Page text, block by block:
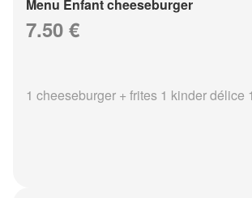
Menu Enfant cheeseburger
7.50 €
1 cheeseburger + frites 1 kinder délice